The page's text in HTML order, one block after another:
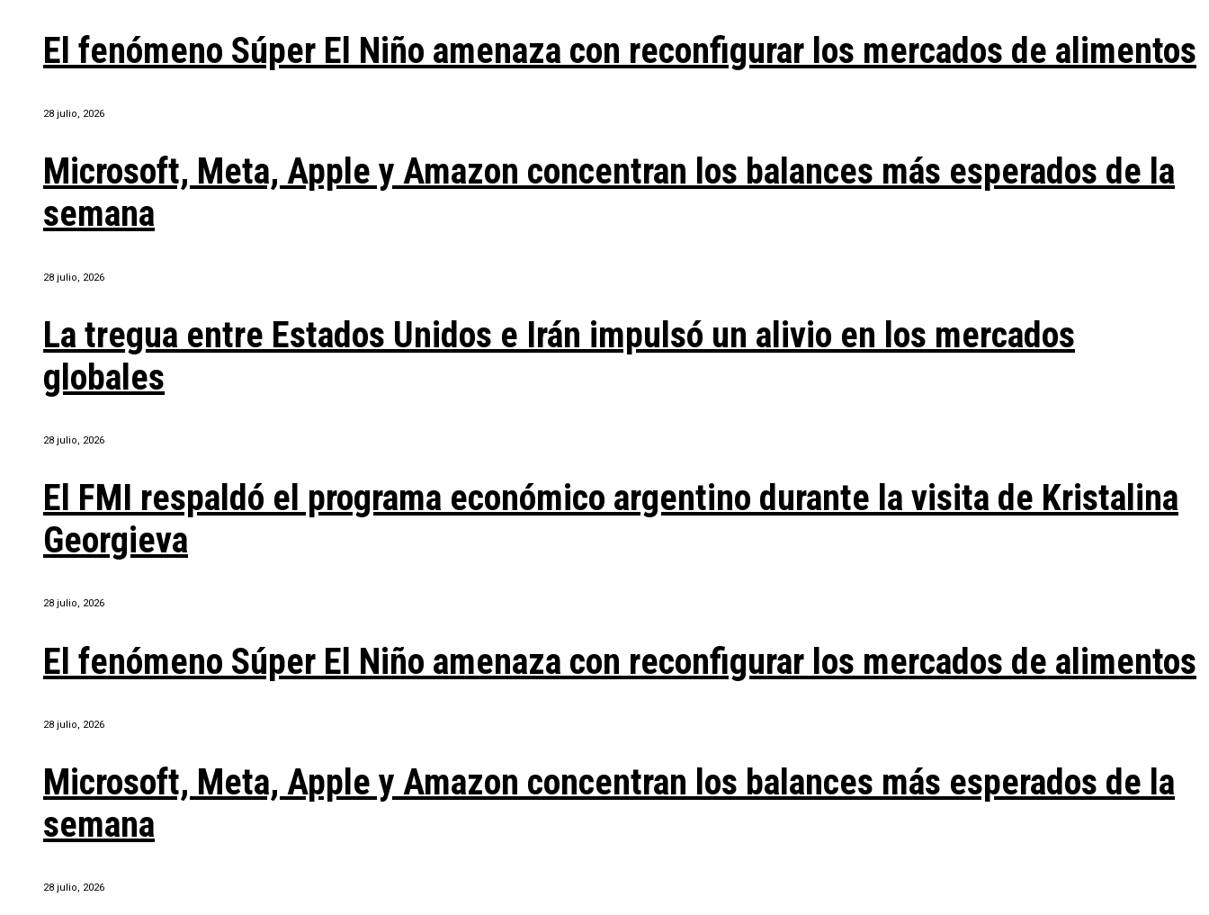
El fenómeno Súper El Niño amenaza con reconfigurar los mercados de alimentos
28 julio, 2026
Microsoft, Meta, Apple y Amazon concentran los balances más esperados de la
semana
28 julio, 2026
La tregua entre Estados Unidos e Irán impulsó un alivio en los mercados
globales
28 julio, 2026
El FMI respaldó el programa económico argentino durante la visita de Kristalina
Georgieva
28 julio, 2026
El fenómeno Súper El Niño amenaza con reconfigurar los mercados de alimentos
28 julio, 2026
Microsoft, Meta, Apple y Amazon concentran los balances más esperados de la
semana
28 julio, 2026